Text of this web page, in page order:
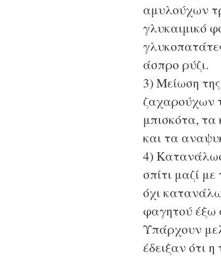
αμυλούχων
γλυκαιμικό
άσπρο ρύζι.
3) Μείωση
ζαχαρούχων
μπισκότα, τα
και τα
4)
σπίτι μαζί
όχι
φαγητού έξω
Υπάρχουν
έδειξαν ότι